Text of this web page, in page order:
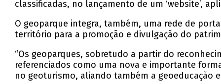
classificadas, no lançamento de um ‘website’,
O geoparque integra, também, uma rede de
território para a promoção e divulgação do
“Os geoparques, sobretudo a partir do
referenciados como uma nova e importante
no geoturismo, aliando também a geoeducação